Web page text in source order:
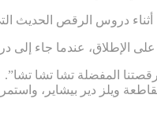
دروس الرقص الحديث
الإطلاق، عندما جاء
المفضلة تشا تشا تشا”.
ويلز دير بيشاير،